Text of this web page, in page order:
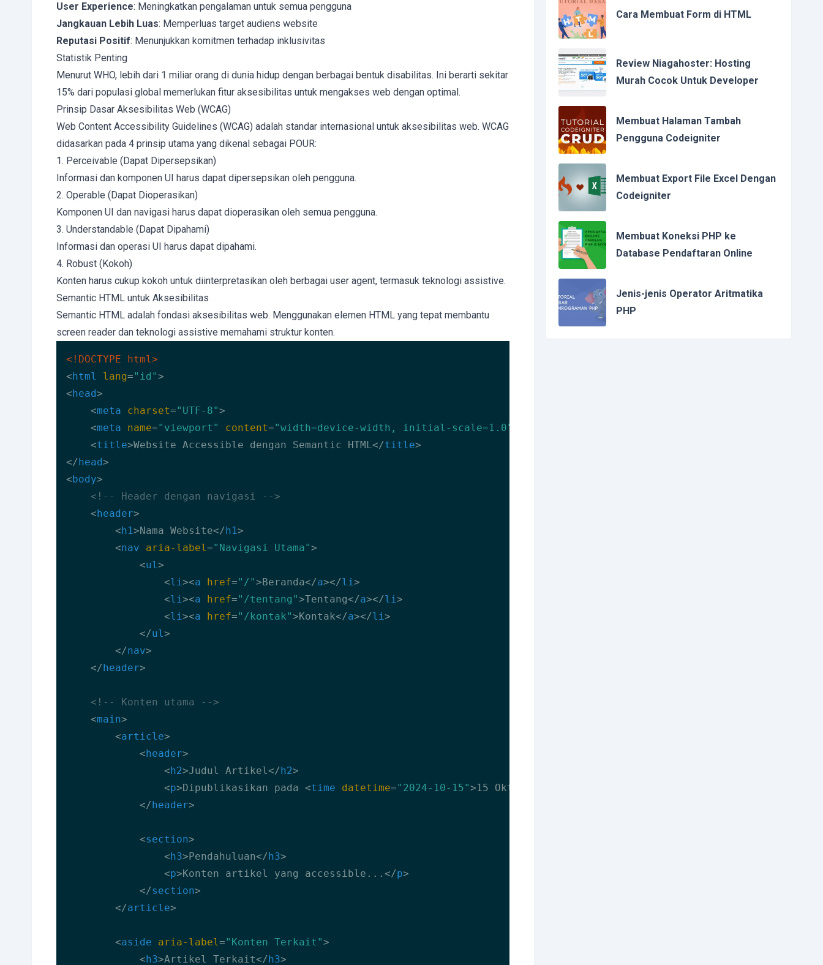
User Experience: Meningkatkan pengalaman untuk semua pengguna
Jangkauan Lebih Luas: Memperluas target audiens website
Reputasi Positif: Menunjukkan komitmen terhadap inklusivitas
Statistik Penting
Menurut WHO, lebih dari 1 miliar orang di dunia hidup dengan berbagai bentuk disabilitas. Ini berarti sekitar
15% dari populasi global memerlukan fitur aksesibilitas untuk mengakses web dengan optimal.
Prinsip Dasar Aksesibilitas Web (WCAG)
Web Content Accessibility Guidelines (WCAG) adalah standar internasional untuk aksesibilitas web. WCAG
didasarkan pada 4 prinsip utama yang dikenal sebagai POUR:
1. Perceivable (Dapat Dipersepsikan)
Informasi dan komponen UI harus dapat dipersepsikan oleh pengguna.
2. Operable (Dapat Dioperasikan)
Komponen UI dan navigasi harus dapat dioperasikan oleh semua pengguna.
3. Understandable (Dapat Dipahami)
Informasi dan operasi UI harus dapat dipahami.
4. Robust (Kokoh)
Konten harus cukup kokoh untuk diinterpretasikan oleh berbagai user agent, termasuk teknologi assistive.
Semantic HTML untuk Aksesibilitas
Semantic HTML adalah fondasi aksesibilitas web. Menggunakan elemen HTML yang tepat membantu
screen reader dan teknologi assistive memahami struktur konten.
<!DOCTYPE html>
<html lang="id">
<head>
<meta charset="UTF-8">
<meta name="viewport" content="width=device-width, initial-scale=1.0"
<title>Website Accessible dengan Semantic HTML</title>
</head>
<body>
<!-- Header dengan navigasi -->
<header>
<h1>Nama Website</h1>
<nav aria-label="Navigasi Utama">
<ul>
<li><a href="/">Beranda</a></li>
<li><a href="/tentang">Tentang</a></li>
<li><a href="/kontak">Kontak</a></li>
</ul>
</nav>
</header>
<!-- Konten utama -->
<main>
<article>
<header>
<h2>Judul Artikel</h2>
<p>Dipublikasikan pada <time datetime="2024-10-15">15 Oktober 2024
</header>
<section>
<h3>Pendahuluan</h3>
<p>Konten artikel yang accessible... </p>
</section>
</article>
<aside aria-label="Konten Terkait">
<h3>Artikel Terkait</h3>
Cara Membuat Form di HTML
Review Niagahoster: Hosting
Murah Cocok Untuk Developer
Membuat Halaman Tambah
Pengguna Codeigniter
Membuat Export File Excel Dengan
Codeigniter
Membuat Koneksi PHP ke
Database Pendaftaran Online
Jenis-jenis Operator Aritmatika
PHP